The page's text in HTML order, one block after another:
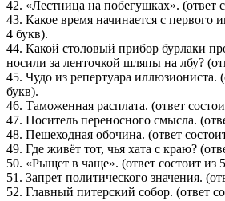
42. «Лестница на побегушках». (ответ
43. Какое время начинается с первого
4 букв).
44. Какой столовый прибор бурлаки
носили за ленточкой шляпы на лбу?
45. Чудо из репертуара иллюзиониста.
букв).
46. Таможенная расплата. (ответ
47. Носитель переносного смысла.
48. Пешеходная обочина. (ответ
49. Где живёт тот, чья хата с краю?
50. «Рыщет в чаще». (ответ состоит из
51. Запрет политического значения.
52. Главный питерский собор. (ответ